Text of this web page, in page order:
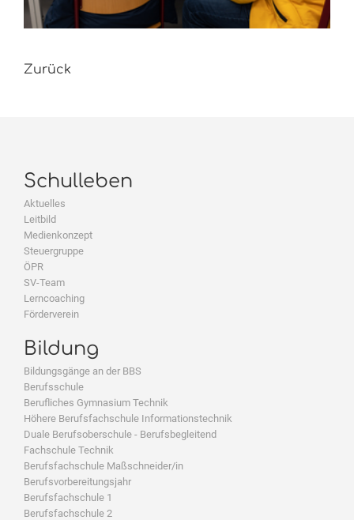
Zurück
Schulleben
Aktuelles
Leitbild
Medienkonzept
Steuergruppe
ÖPR
SV-Team
Lerncoaching
Förderverein
Bildung
Bildungsgänge an der BBS
Berufsschule
Berufliches Gymnasium Technik
Höhere Berufsfachschule Informationstechnik
Duale Berufsoberschule - Berufsbegleitend
Fachschule Technik
Berufsfachschule Maßschneider/in
Berufsvorbereitungsjahr
Berufsfachschule 1
Berufsfachschule 2